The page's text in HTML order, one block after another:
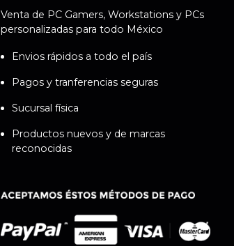
Venta de PC Gamers, Workstations y PCs
personalizadas para todo México
Envios rápidos a todo el país
Pagos y tranferencias seguras
Sucursal física
Productos nuevos y de marcas
reconocidas